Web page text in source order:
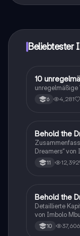
Beliebtester
1 Englisch
10
unregelmäßige
6 4,281
Englisch
Behold the
Dreamers“ von
11 12,392
Englisch
Behold the
Detaillierte
von Imbolo
behandelt
Traum,
10 37,606